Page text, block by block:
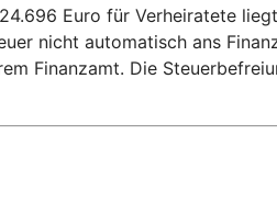
Euro für Verheiratete
nicht automatisch ans
Finanzamt. Die